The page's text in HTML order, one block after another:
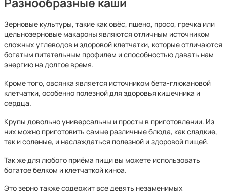
Зерновые культуры, такие как овёс, пшено, просо, гречка или
цельнозерновые макароны являются отличным источником
сложных углеводов и здоровой клетчатки, которые отличаются
богатым питательным профилем и способностью давать нам
энергию на долгое время.
Кроме того, овсянка является источником бета-глюкановой
клетчатки, особенно полезной для здоровья кишечника и
сердца.
Крупы довольно универсальны и просты в приготовлении. Из
них можно приготовить самые различные блюда, как сладкие,
так и соленые, и наслаждаться полезной и здоровой пищей.
Так же для любого приёма пищи вы можете использовать
богатое белком и клетчаткой киноа.
Это зерно также содержит все девять незаменимых